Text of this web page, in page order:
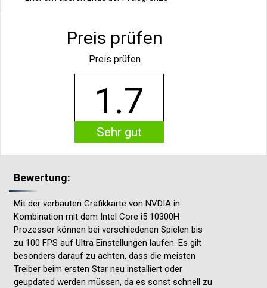
Preis prüfen
Preis prüfen
1.7
Sehr gut
Bewertung:
Mit der verbauten Grafikkarte von NVDIA in
Kombination mit dem Intel Core i5 10300H
Prozessor können bei verschiedenen Spielen bis
zu 100 FPS auf Ultra Einstellungen laufen. Es gilt
besonders darauf zu achten, dass die meisten
Treiber beim ersten Star neu installiert oder
geupdated werden müssen, da es sonst schnell zu